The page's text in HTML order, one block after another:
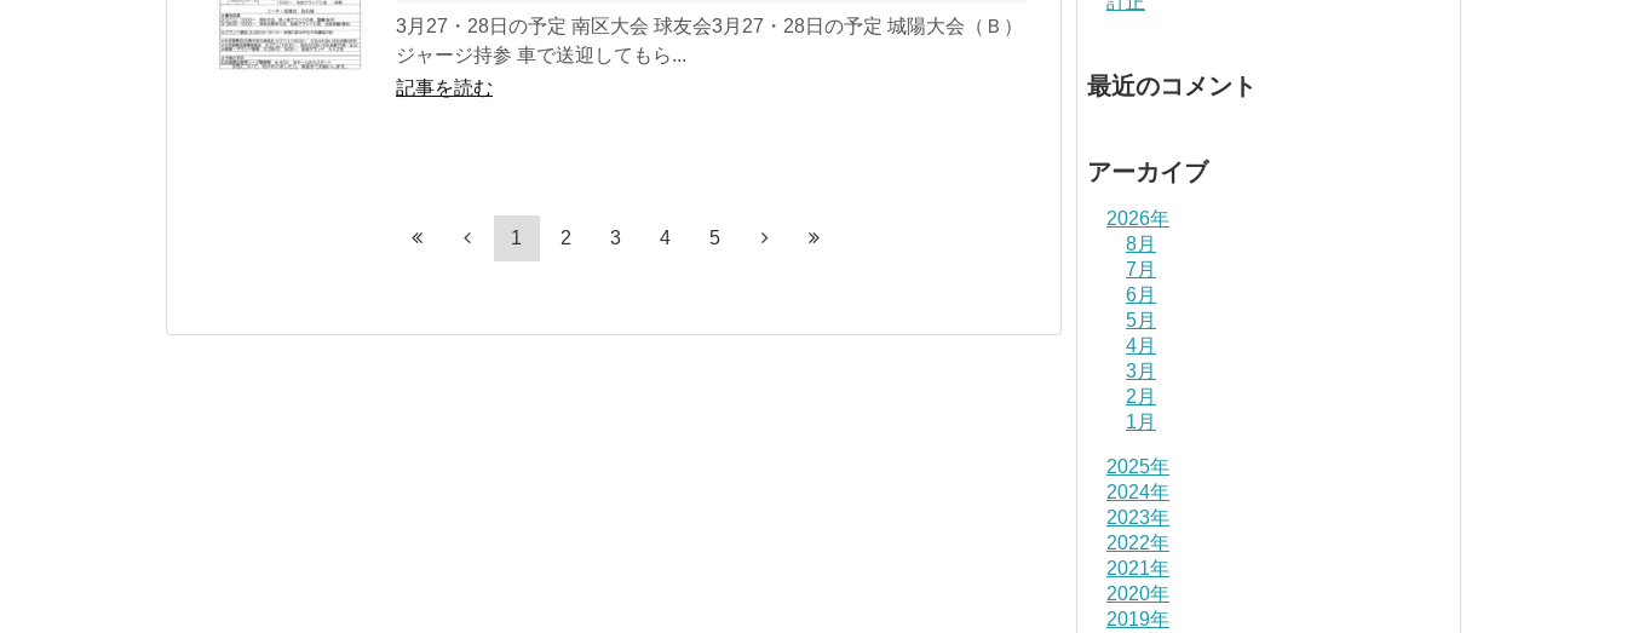
3月27・28日の予定 南区大会 球友会3月27・28日の予定 城陽大会（Ｂ）
ジャージ持参 車で送迎してもら...
記事を読む
1 2 3 4 5
最近のコメント
アーカイブ
2026年
8月
7月
6月
5月
4月
3月
2月
1月
2025年
2024年
2023年
2022年
2021年
2020年
2019年